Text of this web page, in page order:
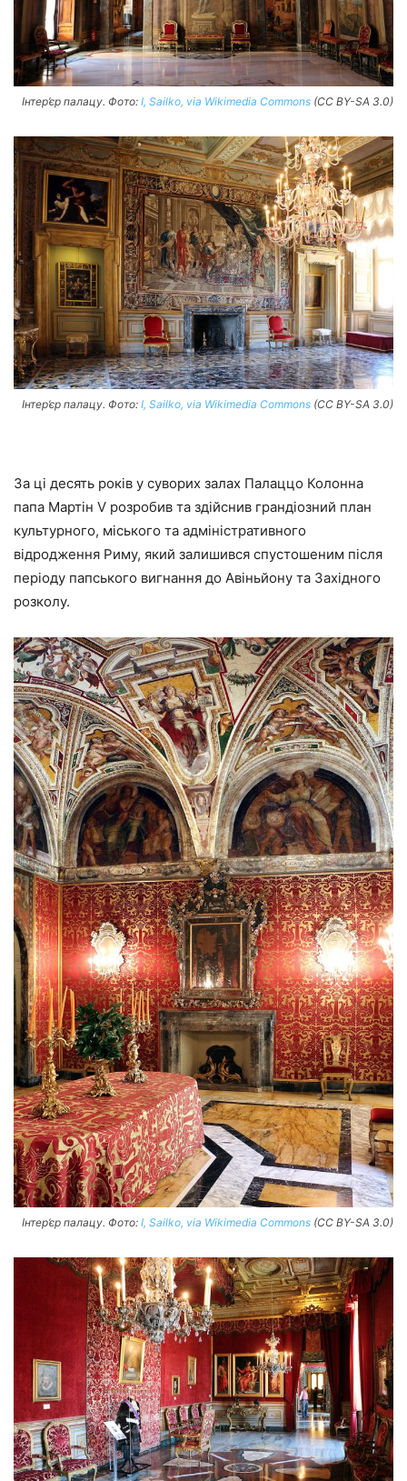
Інтер’єр палацу. Фото: I, Sailko, via Wikimedia Commons (CC BY-SA 3.0)
Інтер’єр палацу. Фото: I, Sailko, via Wikimedia Commons (CC BY-SA 3.0)
За ці десять років у суворих залах Палаццо Колонна
папа Мартін V розробив та здійснив грандіозний план
культурного, міського та адміністративного
відродження Риму, який залишився спустошеним після
періоду папського вигнання до Авіньйону та Західного
розколу.
Інтер’єр палацу. Фото: I, Sailko, via Wikimedia Commons (CC BY-SA 3.0)